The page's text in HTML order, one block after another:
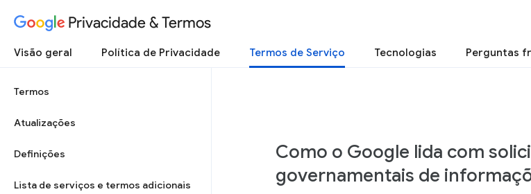
Privacidade & Termos
Visão geral Política de Privacidade Termos de Serviço Tecnologias Perguntas
Termos
Atualizações
Definições
Lista de serviços e termos adicionais
Como o Google lida com
governamentais de